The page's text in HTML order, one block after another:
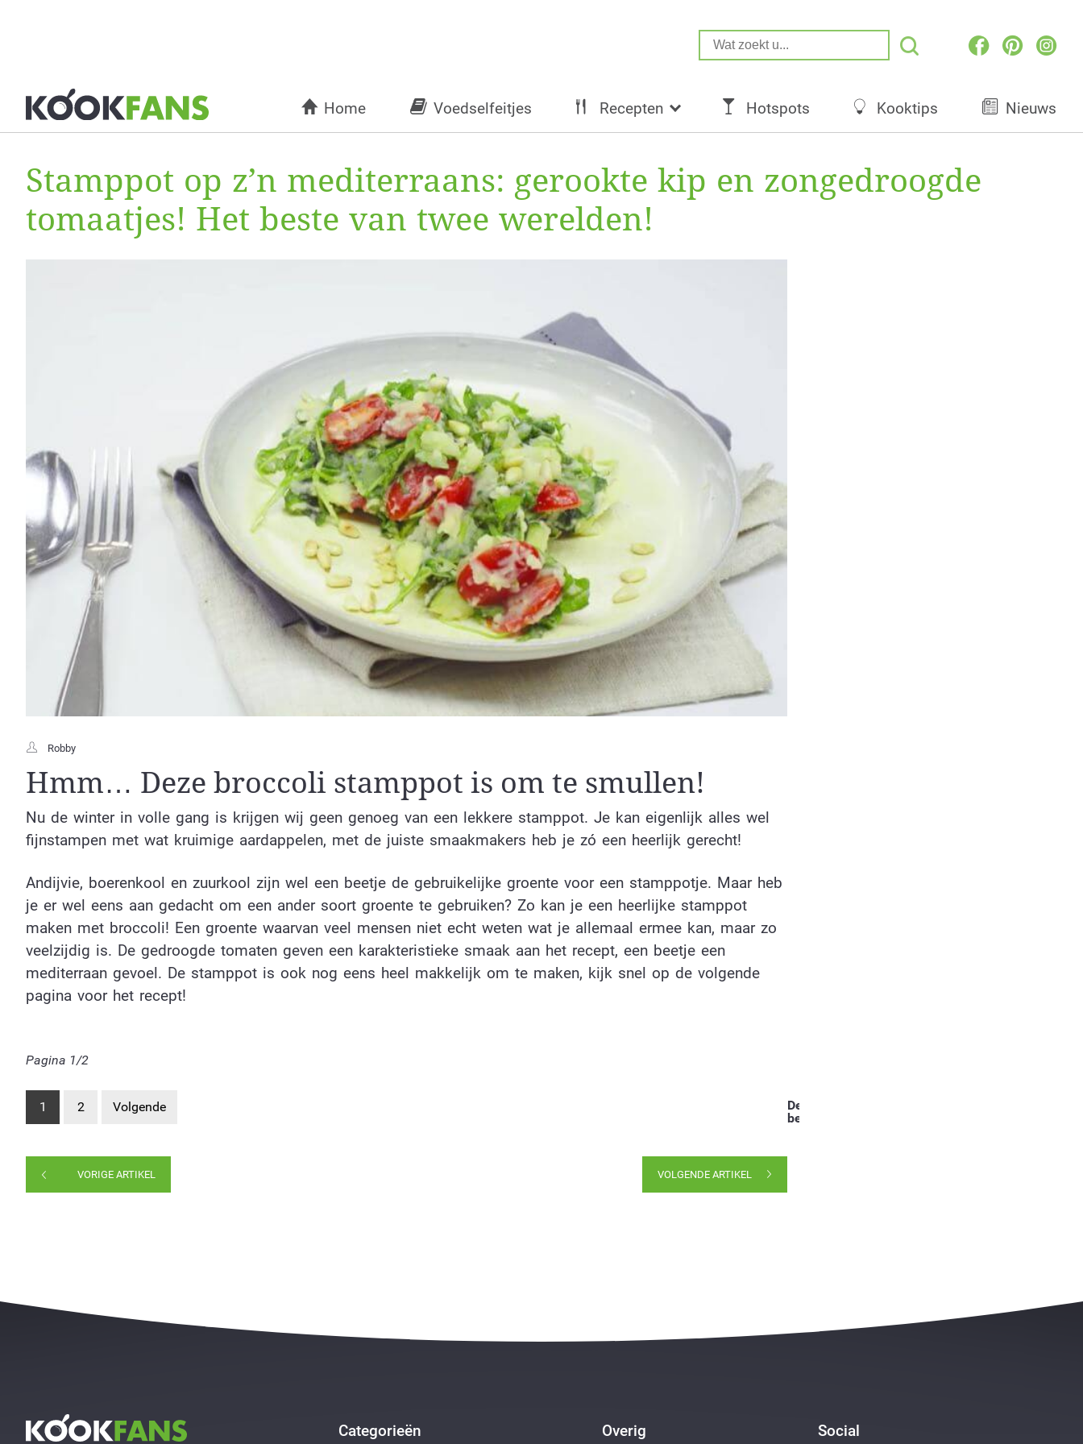
Home Voedselfeitjes Recepten Hotspots Kooktips Nieuws
Stamppot op z’n mediterraans: gerookte kip en zongedroogde
tomaatjes! Het beste van twee werelden!
Robby
Hmm… Deze broccoli stamppot is om te smullen!
Nu de winter in volle gang is krijgen wij geen genoeg van een lekkere stamppot. Je kan eigenlijk alles wel
fijnstampen met wat kruimige aardappelen, met de juiste smaakmakers heb je zó een heerlijk gerecht!
Andijvie, boerenkool en zuurkool zijn wel een beetje de gebruikelijke groente voor een stamppotje. Maar heb
je er wel eens aan gedacht om een ander soort groente te gebruiken? Zo kan je een heerlijke stamppot
maken met broccoli! Een groente waarvan veel mensen niet echt weten wat je allemaal ermee kan, maar zo
veelzijdig is. De gedroogde tomaten geven een karakteristieke smaak aan het recept, een beetje een
mediterraan gevoel. De stamppot is ook nog eens heel makkelijk om te maken, kijk snel op de volgende
pagina voor het recept!
Pagina 1/2
1 2 Volgende
Deel dit
bericht:
VORIGE ARTIKEL VOLGENDE ARTIKEL
Categorieën Overig Social